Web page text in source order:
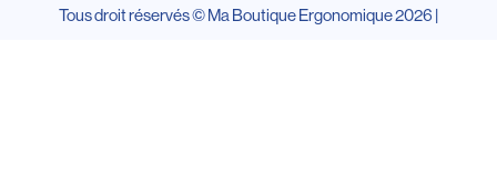
Tous droit réservés © Ma Boutique Ergonomique 2026 |